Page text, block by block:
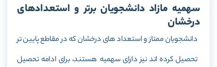
سهمیه مازاد دانشجویان برتر و استعدادهای
درخشان
دانشجویان ممتاز و استعداد های درخشان که در مقاطع پایین تر
تحصیل کرده اند نیز دارای سهمیه هستند، برای ادامه تحصیل